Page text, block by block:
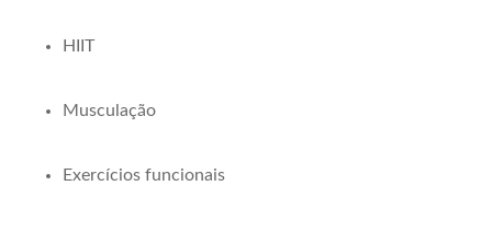
HIIT
Musculação
Exercícios funcionais